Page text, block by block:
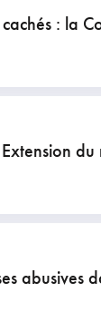
cachés : la
Extension
abusives